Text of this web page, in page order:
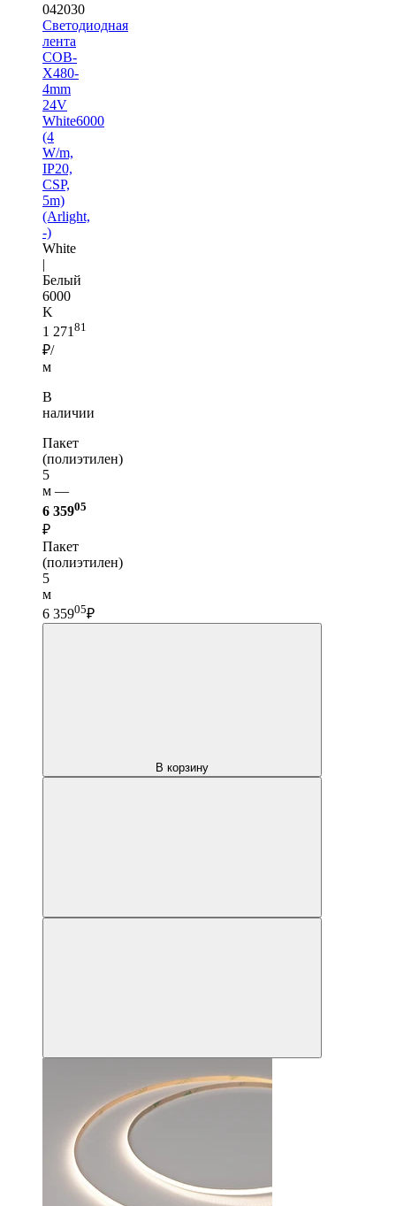
042030
Светодиодная
лента
COB-
X480-
4mm
24V
White6000
(4
W/m,
IP20,
CSP,
5m)
(Arlight,
-)
White
|
Белый
6000
K
1 271 81
₽/
м
В
наличии
Пакет
(полиэтилен)
5
м —
6 35905
₽
Пакет
(полиэтилен)
5
м
6 35905₽
В корзину